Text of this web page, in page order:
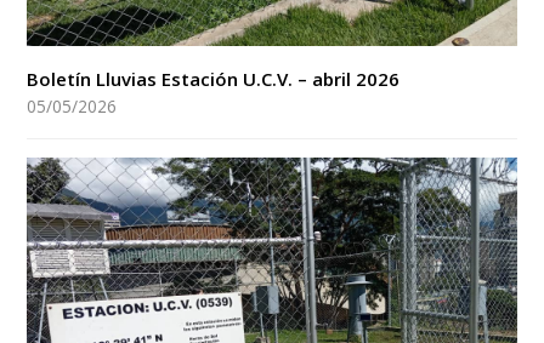
Boletín Lluvias Estación U.C.V. – abril 2026
05/05/2026